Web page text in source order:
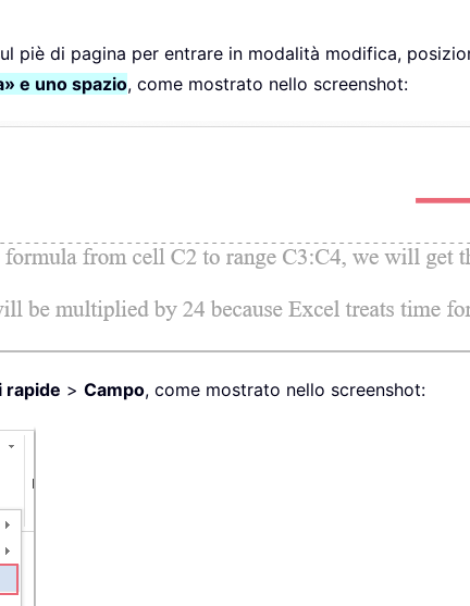
piè di pagina per entrare in modalità modifica,
e uno spazio, come mostrato nello screenshot:
rapide > Campo, come mostrato nello screenshot: